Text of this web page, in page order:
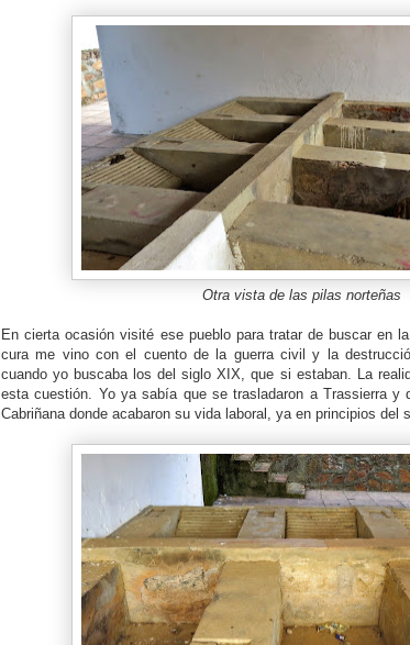
Otra vista de las pilas norteñas
En cierta ocasión visité ese pueblo para tratar de buscar en
cura me vino con el cuento de la guerra civil y la
cuando yo buscaba los del siglo XIX, que si estaban. La
esta cuestión. Yo ya sabía que se trasladaron a Trassierra y
Cabriñana donde acabaron su vida laboral, ya en principios del